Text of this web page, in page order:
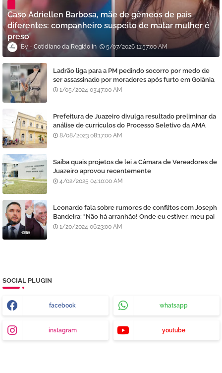
Caso Adriellen Barbosa, mãe de gêmeos de pais
diferentes: companheiro suspeito de matar mulher é
preso
Cotidiano da Região 5/07/2026 11:57:00 AM
Ladrão liga para a PM pedindo socorro por medo de
ser assassinado por moradores após furto em Goiânia,
diz polícia
1/05/2024 03:47:00 AM
Prefeitura de Juazeiro divulga resultado preliminar da
análise de currículos do Processo Seletivo da AMA
8/08/2023 08:17:00 AM
Saiba quais projetos de lei a Câmara de Vereadores de
Juazeiro aprovou recentemente
4/02/2025 04:10:00 AM
Leonardo fala sobre rumores de conflitos com Joseph
Bandeira: "Não há arranhão! Onde eu estiver, meu pai
estará e vice-versa"
1/20/2024 06:23:00 AM
SOCIAL PLUGIN
facebook whatsapp
instagram youtube